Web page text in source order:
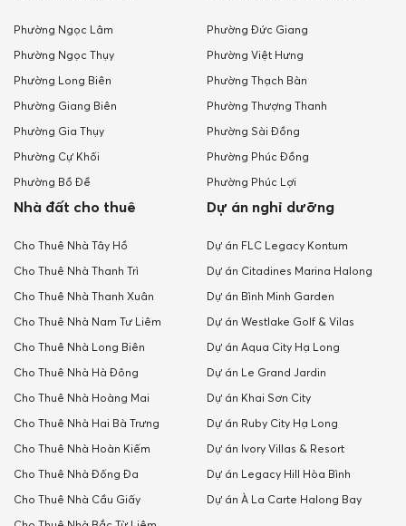
Phường Ngọc Lâm
Phường Ngọc Thụy
Phường Long Biên
Phường Giang Biên
Phường Gia Thụy
Phường Cự Khối
Phường Bồ Đề
Phường Đức Giang
Phường Việt Hưng
Phường Thạch Bàn
Phường Thượng Thanh
Phường Sài Đồng
Phường Phúc Đồng
Phường Phúc Lợi
Nhà đất cho thuê
Cho Thuê Nhà Tây Hồ
Cho Thuê Nhà Thanh Trì
Cho Thuê Nhà Thanh Xuân
Cho Thuê Nhà Nam Tư Liêm
Cho Thuê Nhà Long Biên
Cho Thuê Nhà Hà Đông
Cho Thuê Nhà Hoàng Mai
Cho Thuê Nhà Hai Bà Trưng
Cho Thuê Nhà Hoàn Kiếm
Cho Thuê Nhà Đống Đa
Cho Thuê Nhà Cầu Giấy
Dự án nghỉ dưỡng
Dự án FLC Legacy Kontum
Dự án Citadines Marina Halong
Dự án Bình Minh Garden
Dự án Westlake Golf & Vilas
Dự án Aqua City Hạ Long
Dự án Le Grand Jardin
Dự án Khai Sơn City
Dự án Ruby City Hạ Long
Dự án Ivory Villas & Resort
Dự án Legacy Hill Hòa Bình
Dự án À La Carte Halong Bay